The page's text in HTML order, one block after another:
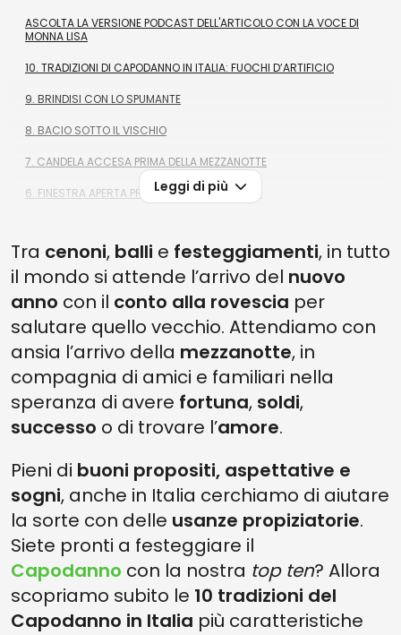
ASCOLTA LA VERSIONE PODCAST DELL'ARTICOLO CON LA VOCE DI
MONNA LISA
10. TRADIZIONI DI CAPODANNO IN ITALIA: FUOCHI D’ARTIFICIO
9. BRINDISI CON LO SPUMANTE
8. BACIO SOTTO IL VISCHIO
7. CANDELA ACCESA PRIMA DELLA MEZZANOTTE
6. FINESTRA APERTA PRIMA DELLA MEZZANOTTE
4. INTIMO ROSSO
3. ACCENDERE FALÒ
2. LANCIO DEGLI OGGETTI VECCHI
1. TRADIZIONI DI CAPODANNO IN ITALIA: TUFFO NEL FIUME TEVERE
FESTEGGIA IL CAPODANNO COME GLI ITALIANI
Leggi di più
Tra cenoni, balli e festeggiamenti, in tutto
il mondo si attende l’arrivo del nuovo
anno con il conto alla rovescia per
salutare quello vecchio. Attendiamo con
ansia l’arrivo della mezzanotte, in
compagnia di amici e familiari nella
speranza di avere fortuna, soldi,
successo o di trovare l’amore.
Pieni di buoni propositi, aspettative e
sogni, anche in Italia cerchiamo di aiutare
la sorte con delle usanze propiziatorie.
Siete pronti a festeggiare il
Capodanno con la nostra top ten? Allora
scopriamo subito le 10 tradizioni del
Capodanno in Italia più caratteristiche